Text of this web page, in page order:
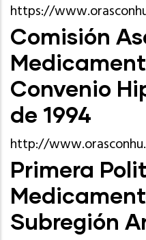
https://
Comisión
Convenio
de 1994
http://
Primera
Subregión